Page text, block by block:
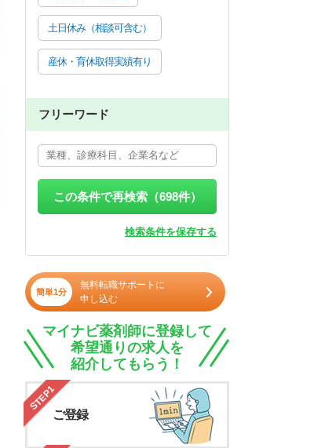
土日休み（相談可含む）
産休・育休取得実績有り
フリーワード
この条件で再検索（698件）
検索条件を保存する
簡単1分
無料転職サポートに
申し込む
マイナビ薬剤師に登録して
希望通りの求人を
紹介してもらう！
STEP1
ご登録